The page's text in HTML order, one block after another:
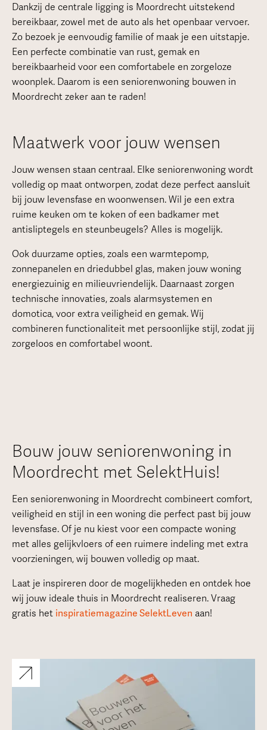
Dankzij de centrale ligging is Moordrecht uitstekend
bereikbaar, zowel met de auto als het openbaar vervoer.
Zo bezoek je eenvoudig familie of maak je een uitstapje.
Een perfecte combinatie van rust, gemak en
bereikbaarheid voor een comfortabele en zorgeloze
woonplek. Daarom is een seniorenwoning bouwen in
Moordrecht zeker aan te raden!
Maatwerk voor jouw wensen
Jouw wensen staan centraal. Elke seniorenwoning wordt
volledig op maat ontworpen, zodat deze perfect aansluit
bij jouw levensfase en woonwensen. Wil je een extra
ruime keuken om te koken of een badkamer met
antisliptegels en steunbeugels? Alles is mogelijk.
Ook duurzame opties, zoals een warmtepomp,
zonnepanelen en driedubbel glas, maken jouw woning
energiezuinig en milieuvriendelijk. Daarnaast zorgen
technische innovaties, zoals alarmsystemen en
domotica, voor extra veiligheid en gemak. Wij
combineren functionaliteit met persoonlijke stijl, zodat jij
zorgeloos en comfortabel woont.
Bouw jouw seniorenwoning in
Moordrecht met SelektHuis!
Een seniorenwoning in Moordrecht combineert comfort,
veiligheid en stijl in een woning die perfect past bij jouw
levensfase. Of je nu kiest voor een compacte woning
met alles gelijkvloers of een ruimere indeling met extra
voorzieningen, wij bouwen volledig op maat.
Laat je inspireren door de mogelijkheden en ontdek hoe
wij jouw ideale thuis in Moordrecht realiseren. Vraag
gratis het inspiratiemagazine SelektLeven aan!